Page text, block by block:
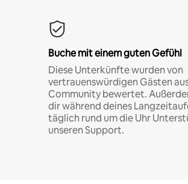
Buche mit einem guten Gefühl
Diese Unterkünfte wurden von
vertrauenswürdigen Gästen
Community bewertet.
dir während deines
täglich rund um die Uhr
unseren Support.